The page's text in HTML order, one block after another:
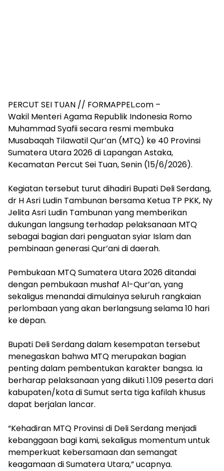
PERCUT SEI TUAN // FORMAPPEL.com –
Wakil Menteri Agama Republik Indonesia Romo
Muhammad Syafii secara resmi membuka
Musabaqah Tilawatil Qur’an (MTQ) ke 40 Provinsi
Sumatera Utara 2026 di Lapangan Astaka,
Kecamatan Percut Sei Tuan, Senin (15/6/2026).
‎Kegiatan tersebut turut dihadiri Bupati Deli Serdang,
dr H Asri Ludin Tambunan bersama Ketua TP PKK, Ny
Jelita Asri Ludin Tambunan yang memberikan
dukungan langsung terhadap pelaksanaan MTQ
sebagai bagian dari penguatan syiar Islam dan
pembinaan generasi Qur’ani di daerah.
‎Pembukaan MTQ Sumatera Utara 2026 ditandai
dengan pembukaan mushaf Al-Qur’an, yang
sekaligus menandai dimulainya seluruh rangkaian
perlombaan yang akan berlangsung selama 10 hari
ke depan.
‎Bupati Deli Serdang dalam kesempatan tersebut
menegaskan bahwa MTQ merupakan bagian
penting dalam pembentukan karakter bangsa. Ia
berharap pelaksanaan yang diikuti 1.109 peserta dari
kabupaten/kota di Sumut serta tiga kafilah khusus
dapat berjalan lancar.
‎“Kehadiran MTQ Provinsi di Deli Serdang menjadi
kebanggaan bagi kami, sekaligus momentum untuk
memperkuat kebersamaan dan semangat
keagamaan di Sumatera Utara,” ucapnya.